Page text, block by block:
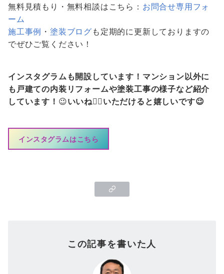
無料見積もり・無料相談はこちら： お問合せ専用フォ
ーム
施工事例 ・塗装ブログ も定期的に更新しておりますの
でぜひご覧ください！
インスタグラムも開設しています！マンション以外に
も戸建ての内装リフォームや塗装工事の様子など紹介
しています！ 😉いいね👍🏻いただけると嬉しいです😉
インスタグラムはこちら
この記事を書いた人